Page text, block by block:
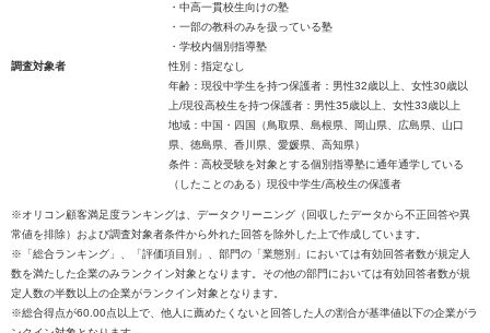
・中高一貫校生向けの塾
・一部の教科のみを扱っている塾
・学校内個別指導塾
調査対象者
性別：指定なし
年齢：現役中学生を持つ保護者：男性32歳以上、女性30歳以
上/現役高校生を持つ保護者：男性35歳以上、女性33歳以上
地域：中国・四国（鳥取県、島根県、岡山県、広島県、山口
県、徳島県、香川県、愛媛県、高知県）
条件：高校受験を対象とする個別指導塾に通年通学している
（したことのある）現役中学生/高校生の保護者
※オリコン顧客満足度ランキングは、データクリーニング（回収したデータから不正回答や異
常値を排除）および調査対象者条件から外れた回答を除外した上で作成しています。
※「総合ランキング」、「評価項目別」、部門の「業態別」においては有効回答者数が規定人
数を満たした企業のみランクイン対象となります。その他の部門においては有効回答者数が規
定人数の半数以上の企業がランクイン対象となります。
※総合得点が60.00点以上で、他人に薦めたくないと回答した人の割合が基準値以下の企業がラ